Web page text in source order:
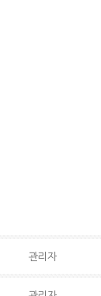
관리자